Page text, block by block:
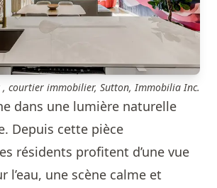
courtier immobilier, Sutton, Immobilia Inc.
dans une lumière naturelle
Depuis cette pièce
résidents profitent d’une vue
l’eau, une scène calme et